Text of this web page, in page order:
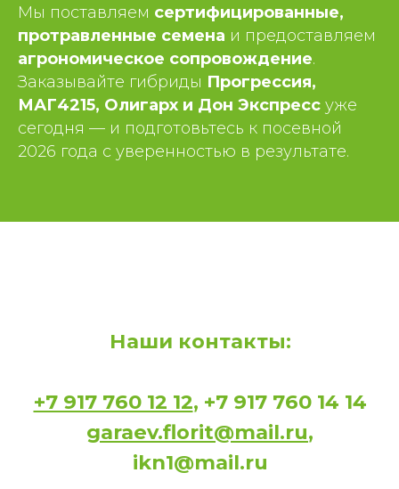
Мы поставляем сертифицированные,
протравленные семена и предоставляем
агрономическое сопровождение.
Заказывайте гибриды Прогрессия,
МАГ4215, Олигарх и Дон Экспресс уже
сегодня — и подготовьтесь к посевной
2026 года с уверенностью в результате.